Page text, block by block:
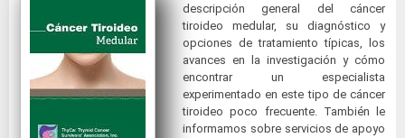
descripción general del cáncer
tiroideo medular, su diagnóstico y
opciones de tratamiento típicas, los
avances en la investigación y cómo
encontrar un especialista
experimentado en este tipo de cáncer
tiroideo poco frecuente. También le
informamos sobre servicios de apoyo